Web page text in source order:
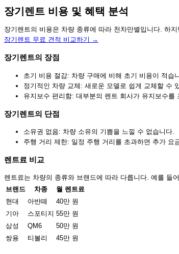
장기렌트 비용 및 혜택 분석
장기렌트의 비용은 차량 종류에 따라 천차만별입니다. 하
장기렌트 무료 견적 비교하기 →
장기렌트의 장점
초기 비용 절감: 차량 구매에 비해 초기 비용이 적습
정기적인 차량 교체: 새로운 모델로 쉽게 교체할 수
유지보수 편리함: 대부분의 렌트 회사가 유지보수를
장기렌트의 단점
소유권 없음: 차량 소유의 기쁨을 느낄 수 없습니다.
주행 거리 제한: 일정 주행 거리를 초과하면 추가 요
렌트료 비교
렌트료는 차량의 종류와 브랜드에 따라 다릅니다. 예를 들
브랜드
차종
월 렌트료
현대
아반떼
40만 원
기아
스포티지 55만 원
삼성
QM6
50만 원
쌍용
티볼리 45만 원